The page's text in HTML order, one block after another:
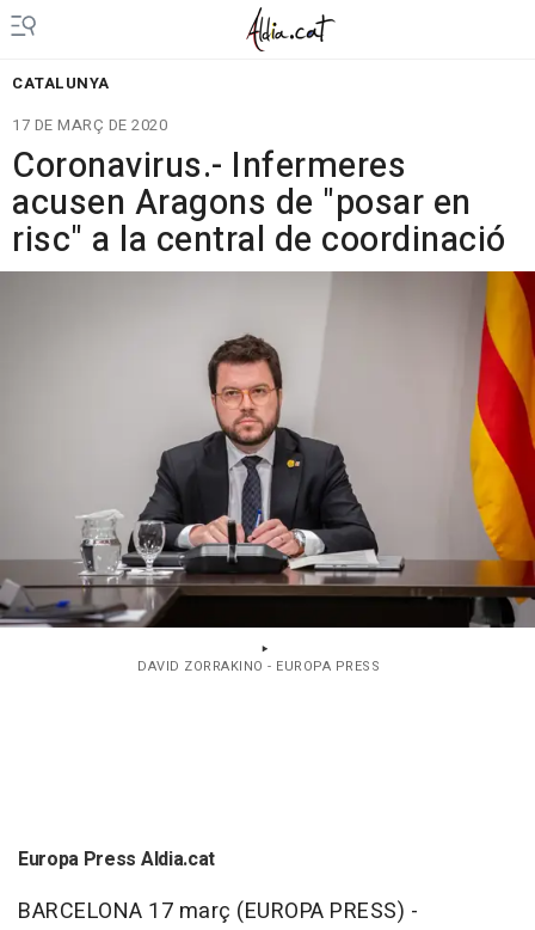
CATALUNYA
17 DE MARÇ DE 2020
Coronavirus.- Infermeres
acusen Aragons de "posar en
risc" a la central de coordinació
DAVID ZORRAKINO - EUROPA PRESS
Europa Press Aldia.cat
BARCELONA 17 març (EUROPA PRESS) -